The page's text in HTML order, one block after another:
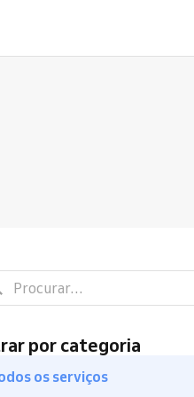
por categoria
os serviços